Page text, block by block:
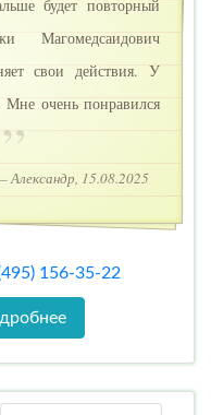
будет повторный
Магомедсаидович
свои действия. У
Мне очень понравился
Александр, 15.08.2025
156-35-22